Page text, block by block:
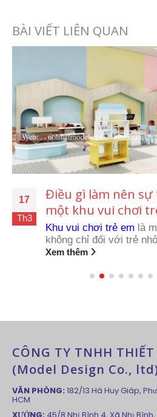
BÀI VIẾT LIÊN QUAN
17
Th3
Điều gì làm nên
một khu vui chơi
Khu vui chơi trẻ em là
không chỉ đối với trẻ
Xem thêm
CÔNG TY TNHH
(Model Design Co.,
VĂN PHÒNG: 182/13 Hà Huy Giáp,
HCM